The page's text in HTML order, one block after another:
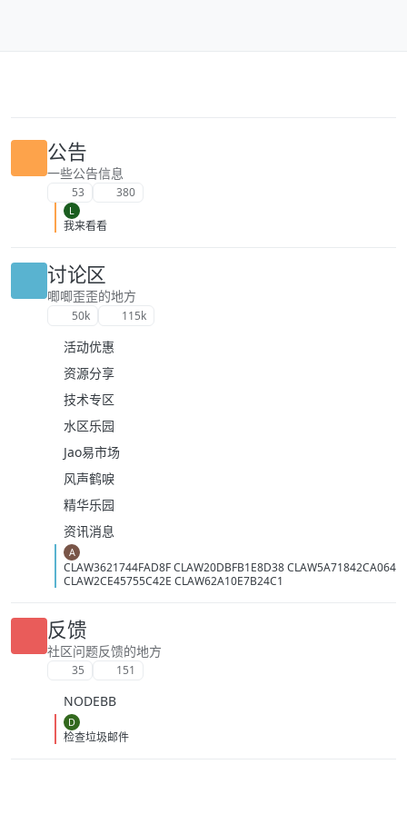
公告
一些公告信息
53 380
L
我来看看
讨论区
唧唧歪歪的地方
50k 115k
活动优惠
资源分享
技术专区
水区乐园
Jao易市场
风声鹤唳
精华乐园
资讯消息
A
CLAW3621744FAD8F CLAW20DBFB1E8D38 CLAW5A71842CA064
CLAW2CE45755C42E CLAW62A10E7B24C1
反馈
社区问题反馈的地方
35 151
NODEBB
D
检查垃圾邮件